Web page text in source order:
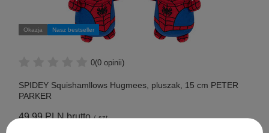
Okazja Nasz bestseller
0(0 opinii)
SPIDEY Squishamllows Hugmees, pluszak, 15 cm PETER
PARKER
49,99 PLNbrutto / szt.